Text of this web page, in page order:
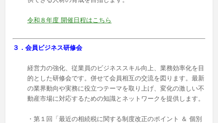
令和８年度 開催日程はこちら
３．会員ビジネス研修会
経営力の強化、従業員のビジネススキル向上、業務効率化を目
的とした研修会です。併せて会員相互の交流を図ります。最新
の業界動向や実務に役立つテーマを取り上げ、変化の激しい不
動産市場に対応するための知識とネットワークを提供します。
・第１回「最近の相続税に関する制度改正のポイント ＆ 個別